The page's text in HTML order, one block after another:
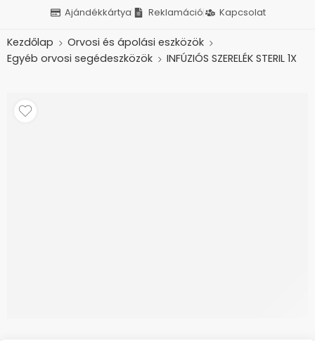
Ajándékkártya Reklamáció Kapcsolat
Kezdőlap
Orvosi és ápolási eszközök
Egyéb orvosi segédeszközök
INFÚZIÓS SZERELÉK STERIL 1X